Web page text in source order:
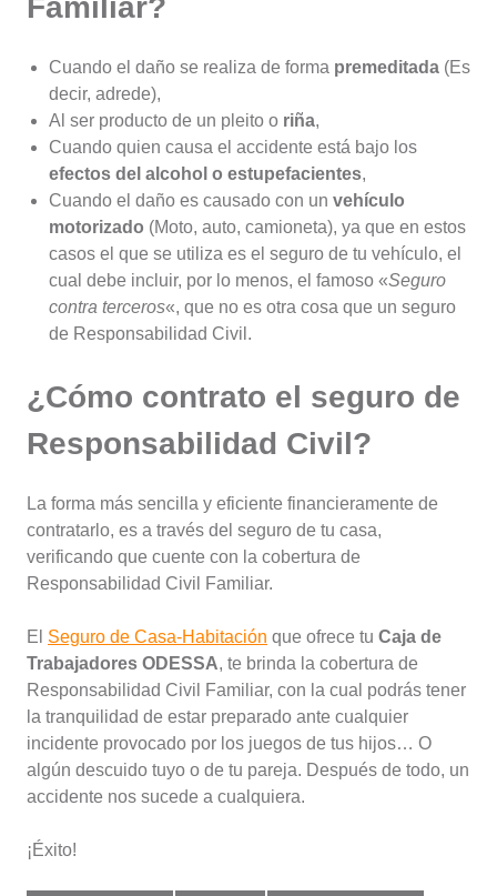
Cuando el daño se realiza de forma premeditada (Es
decir, adrede),
Al ser producto de un pleito o riña,
Cuando quien causa el accidente está bajo los
efectos del alcohol o estupefacientes,
Cuando el daño es causado con un vehículo
motorizado (Moto, auto, camioneta), ya que en estos
casos el que se utiliza es el seguro de tu vehículo, el
cual debe incluir, por lo menos, el famoso «Seguro
contra terceros«, que no es otra cosa que un seguro
de Responsabilidad Civil.
¿Cómo contrato el seguro de
Responsabilidad Civil?
La forma más sencilla y eficiente financieramente de
contratarlo, es a través del seguro de tu casa,
verificando que cuente con la cobertura de
Responsabilidad Civil Familiar.
El Seguro de Casa-Habitación que ofrece tu Caja de
Trabajadores ODESSA, te brinda la cobertura de
Responsabilidad Civil Familiar, con la cual podrás tener
la tranquilidad de estar preparado ante cualquier
incidente provocado por los juegos de tus hijos… O
algún descuido tuyo o de tu pareja. Después de todo, un
accidente nos sucede a cualquiera.
¡Éxito!